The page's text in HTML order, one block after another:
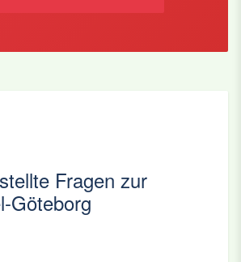
Fragen zur
Göteborg